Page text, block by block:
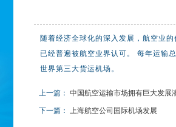
随着经济全球化的深入发展，航空业
已经普遍被航空业界认可。 每年运输
世界第三大货运机场。
上一篇： 中国航空运输市场拥有巨大发展
下一篇： 上海航空公司国际机场发展